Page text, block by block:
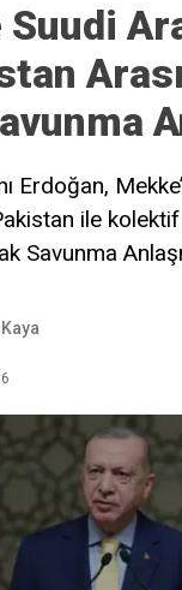
Erdoğan,
ile kolektif
Savunma